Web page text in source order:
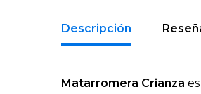
Descripción
Matarromera Crianza